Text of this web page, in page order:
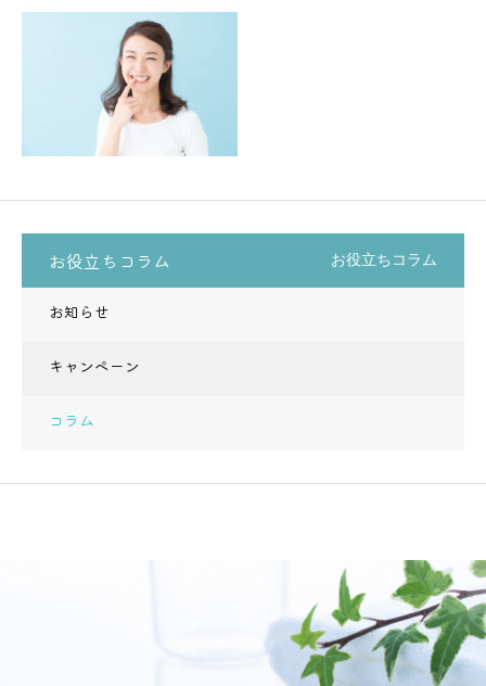
お役立ちコラム お役立ちコラム
お知らせ
キャンペーン
コラム